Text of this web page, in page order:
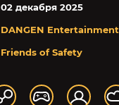
02 декабря 2025
DANGEN Entertainment
Friends of Safety